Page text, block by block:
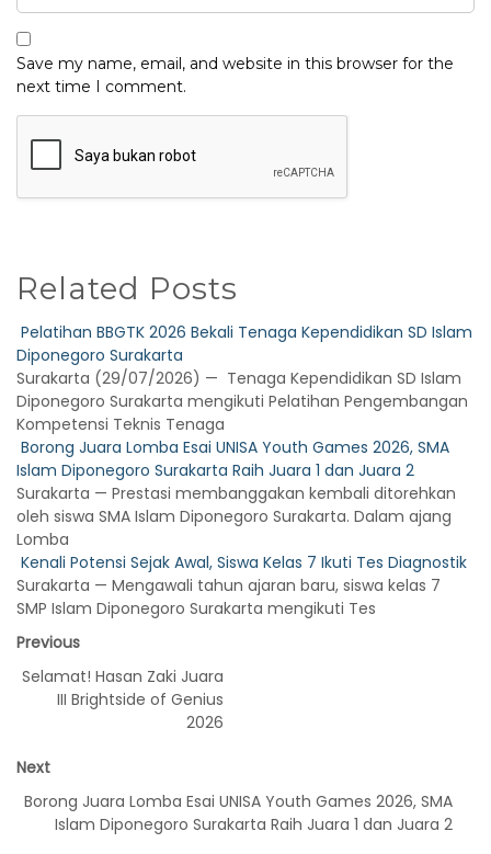
Save my name, email, and website in this browser for the
next time I comment.
Related Posts
Pelatihan BBGTK 2026 Bekali Tenaga Kependidikan SD Islam
Diponegoro Surakarta
Surakarta (29/07/2026) — Tenaga Kependidikan SD Islam
Diponegoro Surakarta mengikuti Pelatihan Pengembangan
Kompetensi Teknis Tenaga
Borong Juara Lomba Esai UNISA Youth Games 2026, SMA
Islam Diponegoro Surakarta Raih Juara 1 dan Juara 2
Surakarta — Prestasi membanggakan kembali ditorehkan
oleh siswa SMA Islam Diponegoro Surakarta. Dalam ajang
Lomba
Kenali Potensi Sejak Awal, Siswa Kelas 7 Ikuti Tes Diagnostik
Surakarta — Mengawali tahun ajaran baru, siswa kelas 7
SMP Islam Diponegoro Surakarta mengikuti Tes
Previous
Selamat! Hasan Zaki Juara
III Brightside of Genius
2026
Next
Borong Juara Lomba Esai UNISA Youth Games 2026, SMA
Islam Diponegoro Surakarta Raih Juara 1 dan Juara 2